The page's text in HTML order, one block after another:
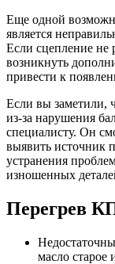
Еще одной
является
Если сцепление не
возникнуть
привести к
Если вы
из-за нарушения
специалисту. Он
выявить источник
устранения
изношенных
Перегрев
масло старое